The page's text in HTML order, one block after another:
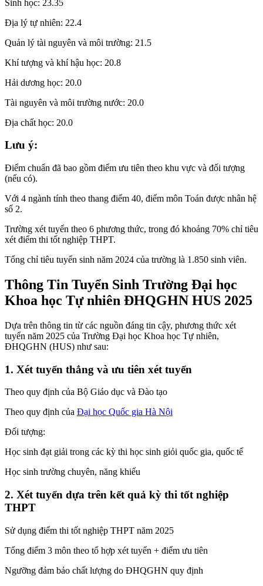
Sinh học: 23.35
Địa lý tự nhiên: 22.4
Quản lý tài nguyên và môi trường: 21.5
Khí tượng và khí hậu học: 20.8
Hải dương học: 20.0
Tài nguyên và môi trường nước: 20.0
Địa chất học: 20.0
Lưu ý:
Điểm chuẩn đã bao gồm điểm ưu tiên theo khu vực và đối tượng
(nếu có).
Với 4 ngành tính theo thang điểm 40, điểm môn Toán được nhân hệ
số 2.
Trường xét tuyển theo 6 phương thức, trong đó khoảng 70% chỉ tiêu
xét điểm thi tốt nghiệp THPT.
Tổng chỉ tiêu tuyển sinh năm 2024 của trường là 1.850 sinh viên.
Thông Tin Tuyển Sinh Trường Đại học
Khoa học Tự nhiên ĐHQGHN HUS 2025
Dựa trên thông tin từ các nguồn đáng tin cậy, phương thức xét
tuyển năm 2025 của Trường Đại học Khoa học Tự nhiên,
ĐHQGHN (HUS) như sau:
1. Xét tuyển thẳng và ưu tiên xét tuyển
Theo quy định của Bộ Giáo dục và Đào tạo
Theo quy định của Đại học Quốc gia Hà Nội
Đối tượng:
Học sinh đạt giải trong các kỳ thi học sinh giỏi quốc gia, quốc tế
Học sinh trường chuyên, năng khiếu
2. Xét tuyển dựa trên kết quả kỳ thi tốt nghiệp
THPT
Sử dụng điểm thi tốt nghiệp THPT năm 2025
Tổng điểm 3 môn theo tổ hợp xét tuyển + điểm ưu tiên
Ngưỡng đảm bảo chất lượng do ĐHQGHN quy định